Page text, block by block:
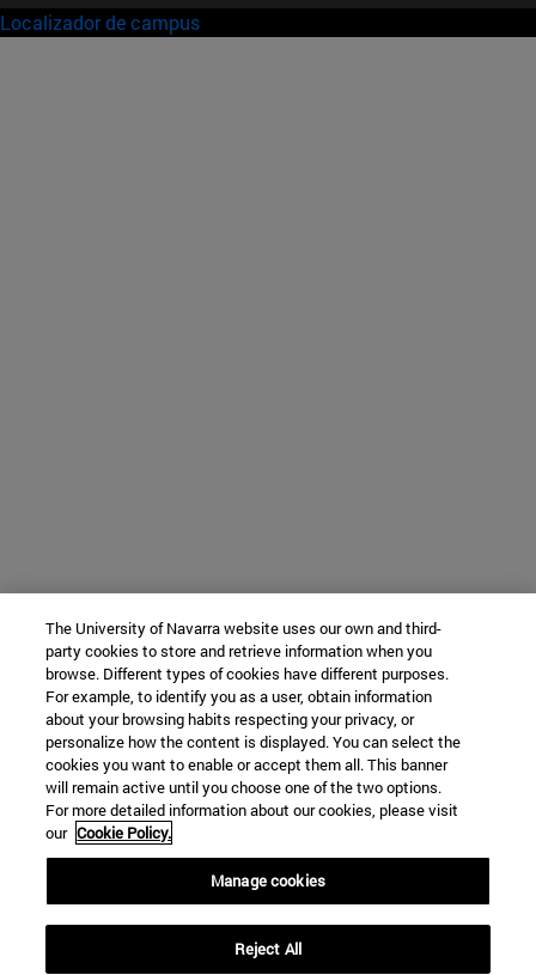
Localizador de campus
The University of Navarra website uses our own and third-
party cookies to store and retrieve information when you
browse. Different types of cookies have different purposes.
For example, to identify you as a user, obtain information
about your browsing habits respecting your privacy, or
personalize how the content is displayed. You can select the
cookies you want to enable or accept them all. This banner
will remain active until you choose one of the two options.
For more detailed information about our cookies, please visit
our Cookie Policy.
Manage cookies
Reject All